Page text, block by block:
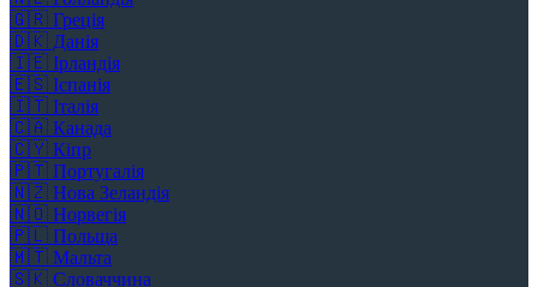
🇬🇷 Греція
🇩🇰 Данія
🇮🇪 Ірландія
🇪🇸 Іспанія
🇮🇹 Італія
🇨🇦 Канада
🇨🇾 Кіпр
🇵🇹 Португалія
🇳🇿 Нова Зеландія
🇳🇴 Норвегія
🇵🇱 Польща
🇲🇹 Мальта
🇸🇰 Словаччина